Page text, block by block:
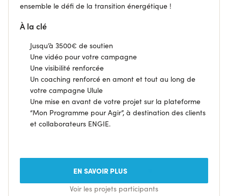
ensemble le défi de la transition énergétique !
À la clé
Jusqu’à 3500€ de soutien
Une vidéo pour votre campagne
Une visibilité renforcée
Un coaching renforcé en amont et tout au long de
votre campagne Ulule
Une mise en avant de votre projet sur la plateforme
“Mon Programme pour Agir”, à destination des clients
et collaborateurs ENGIE.
EN SAVOIR PLUS
Voir les projets participants